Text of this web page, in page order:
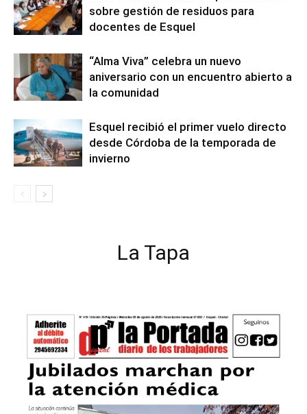
sobre gestión de residuos para
docentes de Esquel
“Alma Viva” celebra un nuevo
aniversario con un encuentro abierto a
la comunidad
Esquel recibió el primer vuelo directo
desde Córdoba de la temporada de
invierno
La Tapa